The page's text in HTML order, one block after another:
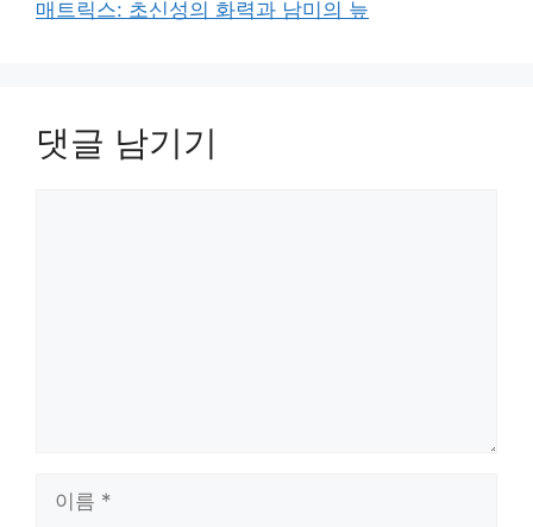
매트릭스: 초신성의 화력과 남미의 늪
댓글 남기기